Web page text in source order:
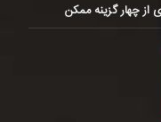
از چهار گزینه ممکن